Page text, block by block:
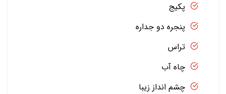
پکیج
پنجره دو جداره
تراس
چاه آب
چشم انداز زیبا